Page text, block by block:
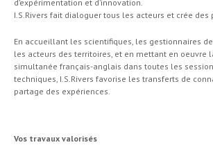
d’expérimentation et d’innovation.
I.S.Rivers fait dialoguer tous les acteurs et crée des
En accueillant les scientifiques, les gestionnaires
les acteurs des territoires, et en mettant en oeuvre
simultanée français-anglais dans toutes les
techniques, I.S.Rivers favorise les transferts de
partage des expériences.
Vos travaux valorisés